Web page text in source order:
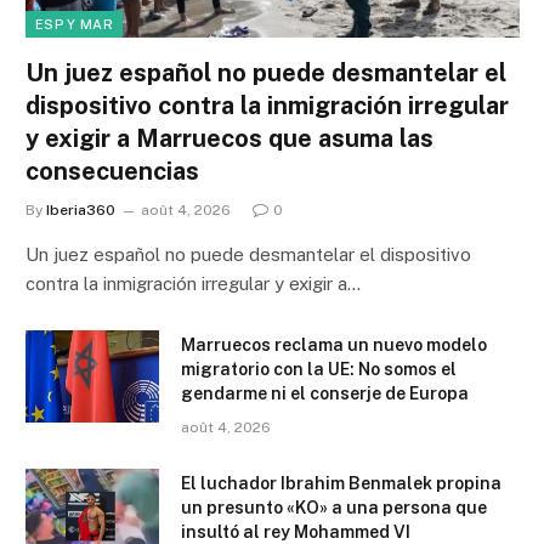
ESP Y MAR
Un juez español no puede desmantelar el
dispositivo contra la inmigración irregular
y exigir a Marruecos que asuma las
consecuencias
By Iberia360 août 4, 2026 0
Un juez español no puede desmantelar el dispositivo
contra la inmigración irregular y exigir a…
Marruecos reclama un nuevo modelo
migratorio con la UE: No somos el
gendarme ni el conserje de Europa
août 4, 2026
El luchador Ibrahim Benmalek propina
un presunto «KO» a una persona que
insultó al rey Mohammed VI